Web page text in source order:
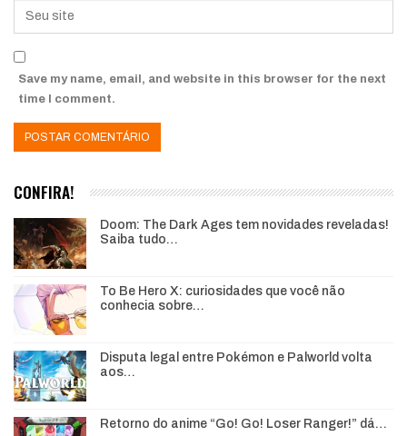
Save my name, email, and website in this browser for the next
time I comment.
CONFIRA!
Doom: The Dark Ages tem novidades reveladas!
Saiba tudo…
To Be Hero X: curiosidades que você não
conhecia sobre…
Disputa legal entre Pokémon e Palworld volta
aos…
Retorno do anime “Go! Go! Loser Ranger!” dá…